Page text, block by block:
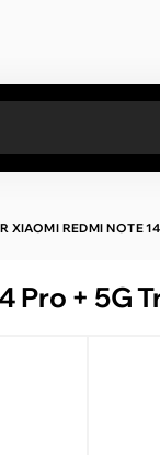
XIAOMI REDMI NOTE
Pro + 5G